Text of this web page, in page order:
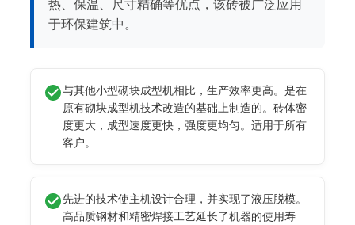
热、保温、尺寸精确等优点，该砖被广泛应用
于环保建筑中。
与其他小型砌块成型机相比，生产效率更高。是在
原有砌块成型机技术改造的基础上制造的。砖体密
度更大，成型速度更快，强度更均匀。适用于所有
客户。
先进的技术使主机设计合理，并实现了液压脱模。
高品质钢材和精密焊接工艺延长了机器的使用寿